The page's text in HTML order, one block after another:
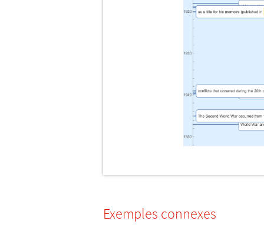
Exemples connexes